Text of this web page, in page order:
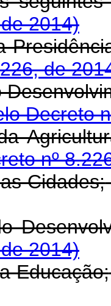
2014)
de
Decreto
nº
Cidades;
2014)
Educação;